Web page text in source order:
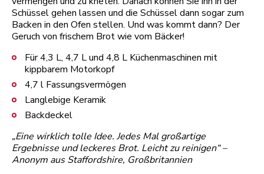
Schüssel gehen lassen und die Schüssel dann sogar zum
Backen in den Ofen stellen. Und was kommt dann? Der
Geruch von frischem Brot wie vom Bäcker!
Für 4,3 L, 4,7 L und 4,8 L Küchenmaschinen mit
kippbarem Motorkopf
4,7 l Fassungsvermögen
Langlebige Keramik
Backdeckel
„Eine wirklich tolle Idee. Jedes Mal großartige
Ergebnisse und leckeres Brot. Leicht zu reinigen“ –
Anonym aus Staffordshire, Großbritannien